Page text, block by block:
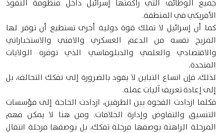
جميع الوظائف التي راكمتها إسرائيل داخل منظومة النفوذ
الأمريكي في المنطقة.
كما أن إسرائيل لا تملك قوة دولية أخرى تستطيع أن توفر لها
المزيج نفسه من الدعم العسكري والامني والاستخباراتي
والاقتصادي والعلمي والدبلوماسي الذي توفره الولايات
المتحدة.
لذلك، فإن اتساع التباين لا يقود بالضرورة إلى تفكك التحالف، بل
إلى إعادة تعريف آليات عمله.
فكلما ازدادت الفجوة بين الطرفين، ازدادت الحاجة إلى مؤسسات
التنسيق والتفاوض وإدارة الخلافات. ومن هنا لا يمكن فهم
المرحلة الراهنة بوصفها مرحلة تفكك، بل بوصفها مرحلة انتقال